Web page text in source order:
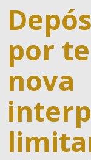
por
nova